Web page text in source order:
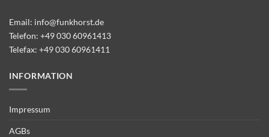
Email: info@funkhorst.de
Telefon: +49 030 60961413
Telefax: +49 030 60961411
INFORMATION
Impressum
AGBs